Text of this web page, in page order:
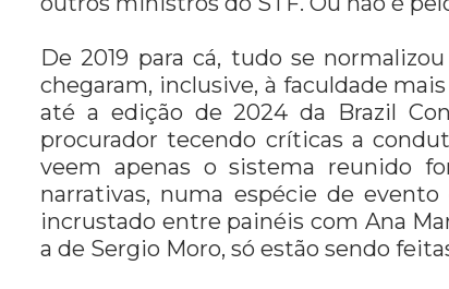
De 2019 para cá, tudo se
chegaram, inclusive, à faculdade
até a edição de 2024 da Brazil
procurador tecendo críticas a
veem apenas o sistema reunido
narrativas, numa espécie de evento
incrustado entre painéis com Ana
a de Sergio Moro, só estão sendo